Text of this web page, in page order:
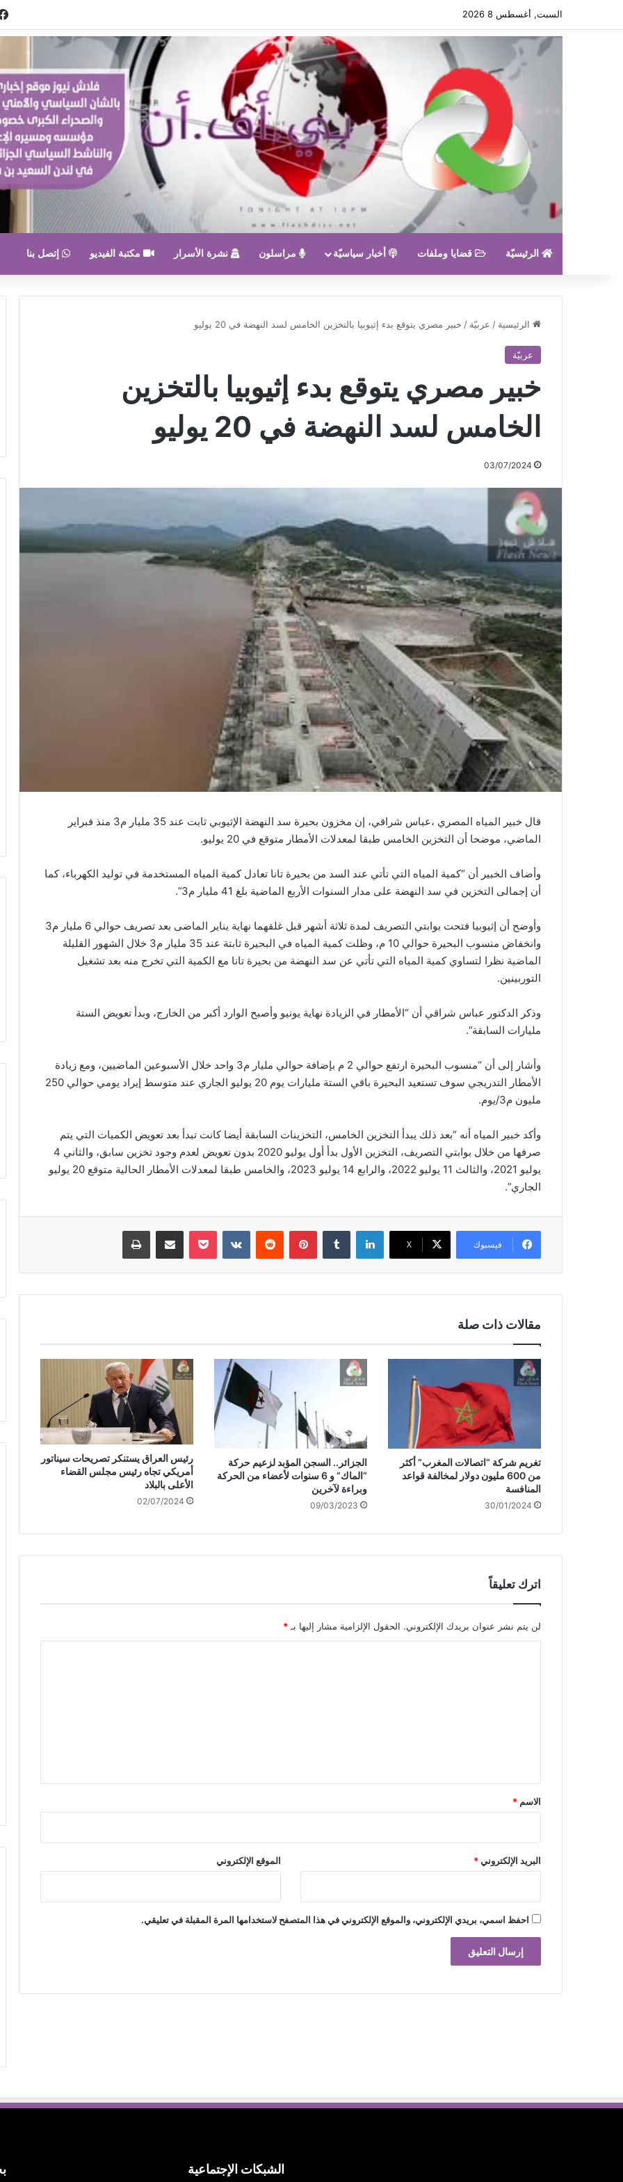
السبت, أغسطس 8 2026
الرئيسيّة قضايا وملفات أخبار سياسيّة مراسلون نشرة الأسرار مكتبة الفيديو إتصل بنا
الرئيسية / عربيّة / خبير مصري يتوقع بدء إثيوبيا بالتخزين الخامس لسد النهضة في 20 يوليو
عربيّة
خبير مصري يتوقع بدء إثيوبيا بالتخزين
الخامس لسد النهضة في 20 يوليو
03/07/2024
قال خبير المياه المصري ،عباس شراقي، إن مخزون بحيرة سد النهضة الإثيوبي ثابت عند 35 مليار م3 منذ فبراير
الماضي، موضحا أن التخزين الخامس طبقا لمعدلات الأمطار متوقع في 20 يوليو.
وأضاف الخبير أن “كمية المياه التي تأتي عند السد من بحيرة تانا تعادل كمية المياه المستخدمة في توليد الكهرباء، كما
أن إجمالى التخزين في سد النهضة على مدار السنوات الأربع الماضية بلغ 41 مليار م3”.
وأوضح أن إثيوبيا فتحت بوابتي التصريف لمدة ثلاثة أشهر قبل غلقهما نهاية يناير الماضى بعد تصريف حوالي 6 مليار م3
وانخفاض منسوب البحيرة حوالي 10 م، وظلت كمية المياه في البحيرة ثابتة عند 35 مليار م3 خلال الشهور القليلة
الماضية نظرا لتساوي كمية المياه التي تأتي عن سد النهضة من بحيرة تانا مع الكمية التي تخرج منه بعد تشغيل
التوربينين.
وذكر الدكتور عباس شراقي أن “الأمطار في الزيادة نهاية يونيو وأصبح الوارد أكبر من الخارج، وبدأ تعويض الستة
مليارات السابقة”.
وأشار إلى أن “منسوب البحيرة ارتفع حوالي 2 م بإضافة حوالي مليار م3 واحد خلال الأسبوعين الماضيين، ومع زيادة
الأمطار التدريجي سوف تستعيد البحيرة باقي الستة مليارات يوم 20 يوليو الجاري عند متوسط إيراد يومي حوالي 250
مليون م3/يوم.
وأكد خبير المياه أنه “بعد ذلك يبدأ التخزين الخامس، التخزينات السابقة أيضا كانت تبدأ بعد تعويض الكميات التي يتم
صرفها من خلال بوابتي التصريف، التخزين الأول بدأ أول يوليو 2020 بدون تعويض لعدم وجود تخزين سابق، والثاني 4
يوليو 2021، والثالث 11 يوليو 2022، والرابع 14 يوليو 2023، والخامس طبقا لمعدلات الأمطار الحالية متوقع 20 يوليو
الجاري”.
فيسبوك ‫X
لينكدإن بينتيريست
مقالات ذات صلة
تغريم شركة “اتصالات المغرب” أكثر
من 600 مليون دولار لمخالفة قواعد
المنافسة
30/01/2024
الجزائر.. السجن المؤبد لزعيم حركة
“الماك” و 6 سنوات لأعضاء من الحركة
وبراءة لآخرين
09/03/2023
رئيس العراق يستنكر تصريحات سيناتور
أمريكي تجاه رئيس مجلس القضاء
الأعلى بالبلاد
02/07/2024
اترك تعليقاً
لن يتم نشر عنوان بريدك الإلكتروني. الحقول الإلزامية مشار إليها بـ *
*
الاسم *
البريد الإلكتروني* الموقع الإلكتروني
احفظ اسمي، بريدي الإلكتروني، والموقع الإلكتروني في هذا المتصفح لاستخدامها المرة المقبلة في تعليقي.
الشبكات الإجتماعية